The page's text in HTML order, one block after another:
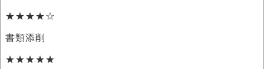
★★★★☆
書類添削
★★★★★